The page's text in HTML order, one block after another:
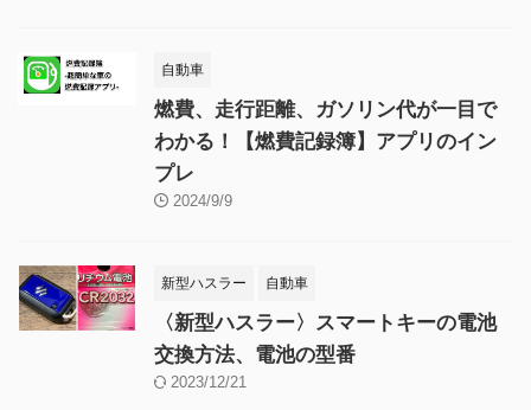
自動車
燃費、走行距離、ガソリン代が一目で
わかる！【燃費記録簿】アプリのイン
プレ
2024/9/9
新型ハスラー 自動車
〈新型ハスラー〉スマートキーの電池
交換方法、電池の型番
2023/12/21